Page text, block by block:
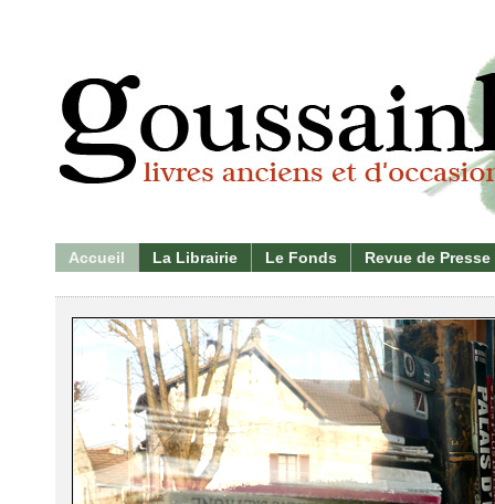
Accueil La Librairie Le Fonds Revue de Presse